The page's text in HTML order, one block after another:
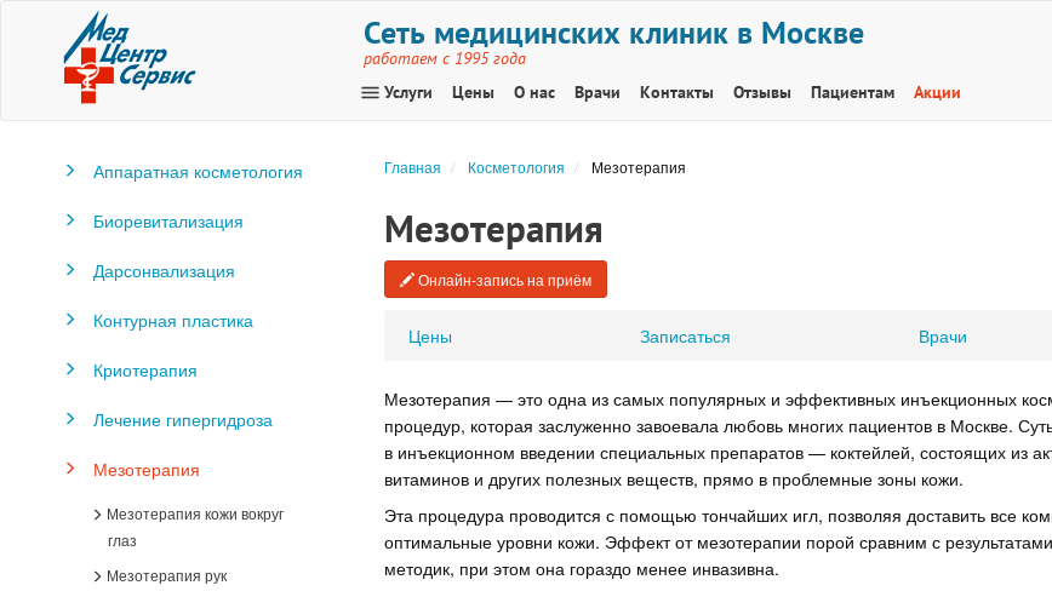
Сеть медицинских клиник в Москве
работаем с 1995 года
menu Услуги Цены О нас Врачи Контакты Отзывы Пациентам Акции
Главная Косметология Мезотерапия
Мезотерапия
Онлайн-запись на приём
Цены Записаться Врачи
Мезотерапия — это одна из самых популярных и эффективных инъекционных
процедур, которая заслуженно завоевала любовь многих пациентов в Москве.
в инъекционном введении специальных препаратов — коктейлей, состоящих из
витаминов и других полезных веществ, прямо в проблемные зоны кожи.
Эта процедура проводится с помощью тончайших игл, позволяя доставить все
оптимальные уровни кожи. Эффект от мезотерапии порой сравним с
методик, при этом она гораздо менее инвазивна.
Аппаратная косметология
Биоревитализация
Дарсонвализация
Контурная пластика
Криотерапия
Лечение гипергидроза
Мезотерапия
Мезотерапия кожи вокруг
глаз
Мезотерапия рук